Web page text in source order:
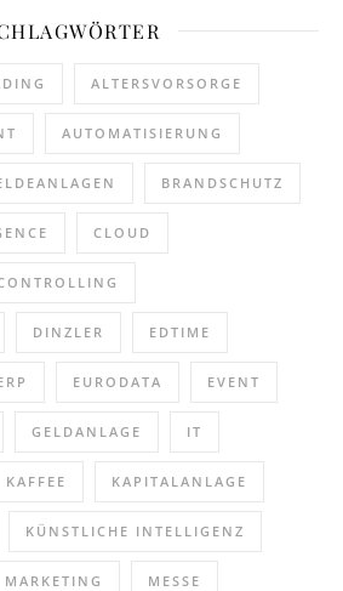
ALTERSVORSORGE
AUTOMATISIERUNG
BRANDSCHUTZ
CLOUD
DINZLER EDTIME
EURODATA EVENT
GELDANLAGE IT
KAFFEE KAPITALANLAGE
KÜNSTLICHE INTELLIGENZ
MARKETING MESSE